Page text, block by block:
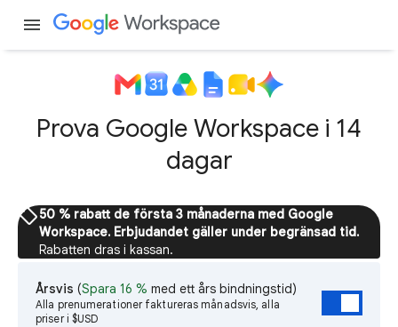
menu
Prova Google Workspace i 14
dagar
sell50 % rabatt de första 3 månaderna med Google
Workspace. Erbjudandet gäller under begränsad tid.
Rabatten dras i kassan.
Årsvis (Spara 16 % med ett års bindningstid)
Alla prenumerationer faktureras månadsvis, alla
priser i $USD